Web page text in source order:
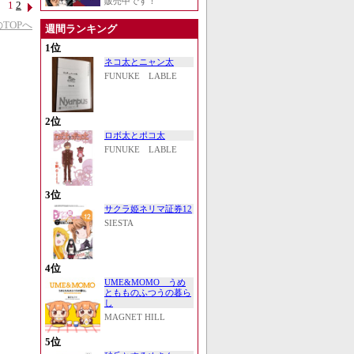
1 2
へ
週間ランキング
1位
ネコ太とニャン太
FUNUKE LABLE
2位
ロボ太とポコ太
FUNUKE LABLE
3位
サクラ姫ネリマ証券12
SIESTA
4位
UME&MOMO うめ
ともものふつうの暮ら
し
MAGNET HILL
5位